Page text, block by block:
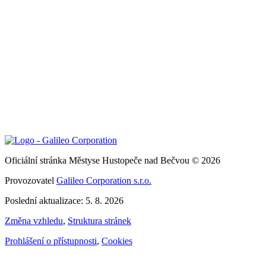
Oficiální stránka Městyse Hustopeče nad Bečvou © 2026
Provozovatel Galileo Corporation s.r.o.
Poslední aktualizace: 5. 8. 2026
Změna vzhledu, Struktura stránek
Prohlášení o přístupnosti, Cookies